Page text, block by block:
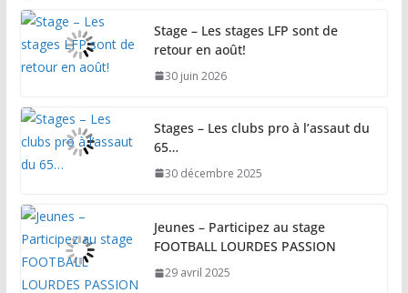
Stage – Les stages LFP sont de
retour en août!
30 juin 2026
Stages – Les clubs pro à l’assaut du
65…
30 décembre 2025
Jeunes – Participez au stage
FOOTBALL LOURDES PASSION
29 avril 2025